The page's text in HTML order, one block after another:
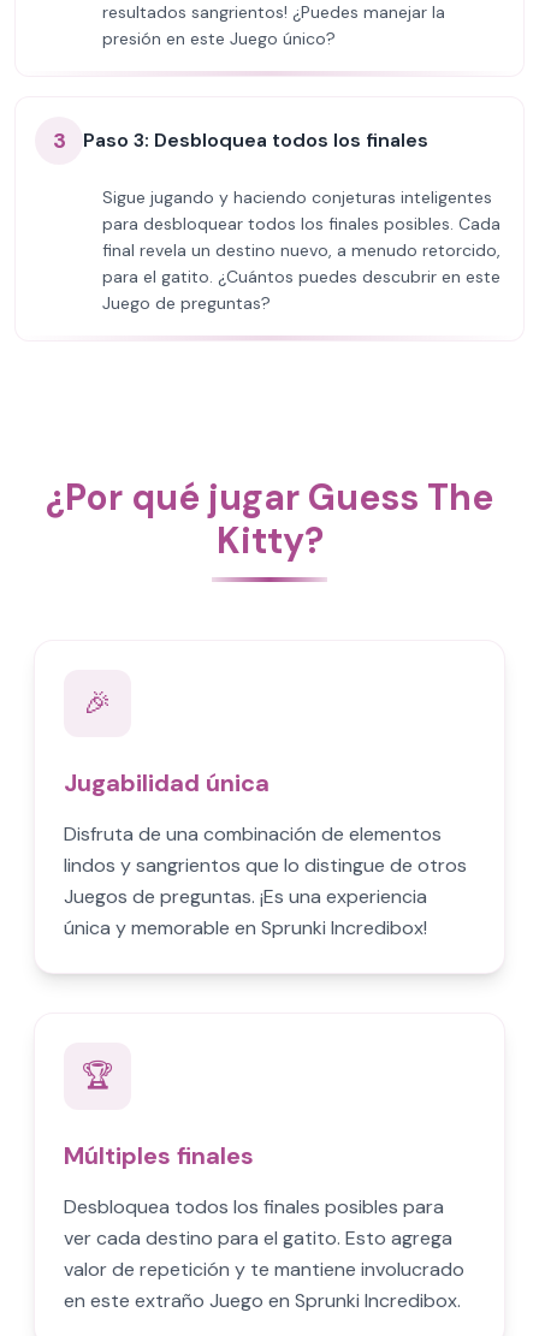
resultados sangrientos! ¿Puedes manejar la
presión en este Juego único?
3 Paso 3: Desbloquea todos los finales
Sigue jugando y haciendo conjeturas inteligentes
para desbloquear todos los finales posibles. Cada
final revela un destino nuevo, a menudo retorcido,
para el gatito. ¿Cuántos puedes descubrir en este
Juego de preguntas?
¿Por qué jugar Guess The
Kitty?
🎉
Jugabilidad única
Disfruta de una combinación de elementos
lindos y sangrientos que lo distingue de otros
Juegos de preguntas. ¡Es una experiencia
única y memorable en Sprunki Incredibox!
🏆
Múltiples finales
Desbloquea todos los finales posibles para
ver cada destino para el gatito. Esto agrega
valor de repetición y te mantiene involucrado
en este extraño Juego en Sprunki Incredibox.